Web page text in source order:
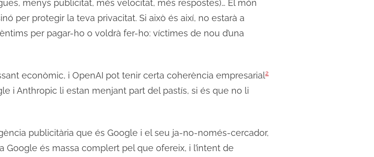
menys publicitat, més velocitat, més respostes)… El món
per protegir la teva privacitat. Si això és així, no estarà a
per pagar-ho o voldrà fer-ho: víctimes de nou d’una
econòmic, i OpenAI pot tenir certa coherència empresarial2
i Anthropic li estan menjant part del pastís, si és que no li
publicitària que és Google i el seu ja-no-només-cercador,
Google és massa complert pel que ofereix, i l’intent de